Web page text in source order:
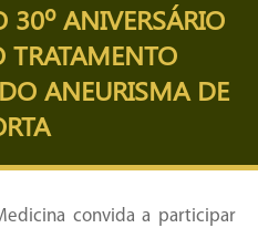
ANIVERSÁRIO
TRATAMENTO
ANEURISMA DE
convida a participar